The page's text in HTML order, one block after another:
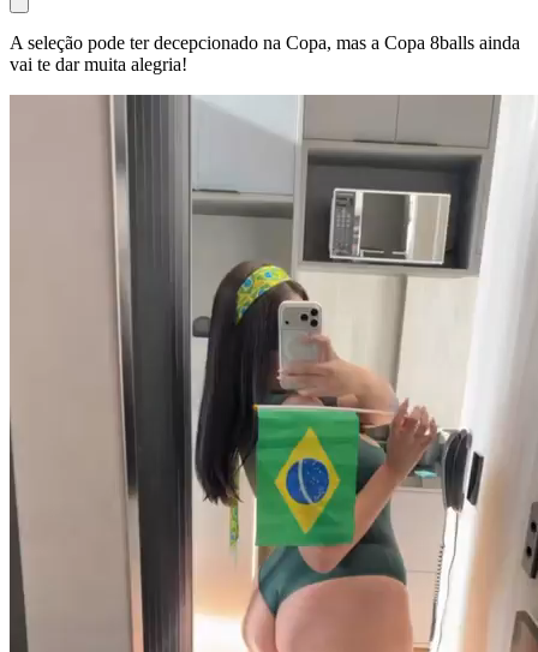
A seleção pode ter decepcionado na Copa, mas a Copa 8balls ainda
vai te dar muita alegria!